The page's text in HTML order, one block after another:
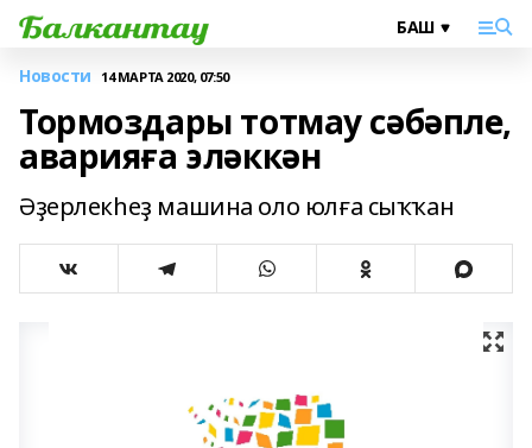
Новости 14 МАРТА 2020, 07:50
Тормоздары тотмау сәбәпле,
аварияға эләккән
Әҙерлекһеҙ машина оло юлға сыҡҡан